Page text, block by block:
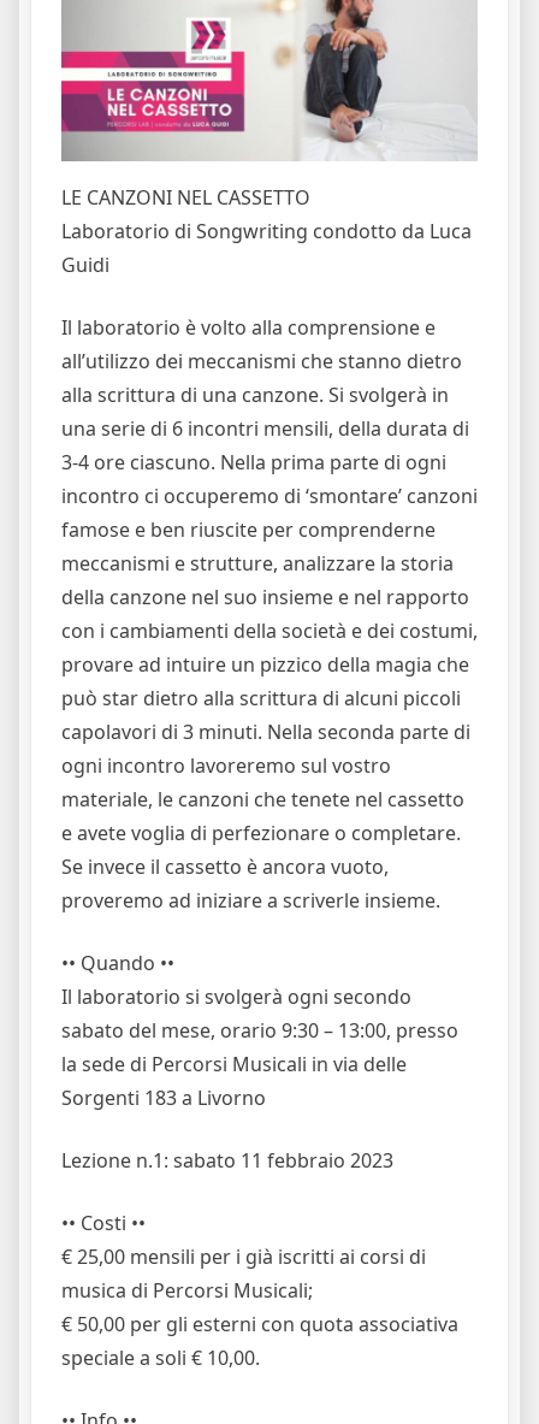
LE CANZONI NEL CASSETTO
Laboratorio di Songwriting condotto da Luca
Guidi
Il laboratorio è volto alla comprensione e
all’utilizzo dei meccanismi che stanno dietro
alla scrittura di una canzone. Si svolgerà in
una serie di 6 incontri mensili, della durata di
3-4 ore ciascuno. Nella prima parte di ogni
incontro ci occuperemo di ‘smontare’ canzoni
famose e ben riuscite per comprenderne
meccanismi e strutture, analizzare la storia
della canzone nel suo insieme e nel rapporto
con i cambiamenti della società e dei costumi,
provare ad intuire un pizzico della magia che
può star dietro alla scrittura di alcuni piccoli
capolavori di 3 minuti. Nella seconda parte di
ogni incontro lavoreremo sul vostro
materiale, le canzoni che tenete nel cassetto
e avete voglia di perfezionare o completare.
Se invece il cassetto è ancora vuoto,
proveremo ad iniziare a scriverle insieme.
•• Quando ••
Il laboratorio si svolgerà ogni secondo
sabato del mese, orario 9:30 – 13:00, presso
la sede di Percorsi Musicali in via delle
Sorgenti 183 a Livorno
Lezione n.1: sabato 11 febbraio 2023
•• Costi ••
€ 25,00 mensili per i già iscritti ai corsi di
musica di Percorsi Musicali;
€ 50,00 per gli esterni con quota associativa
speciale a soli € 10,00.